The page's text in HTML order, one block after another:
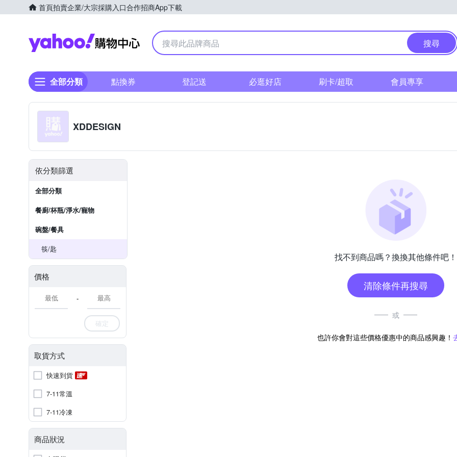
首頁拍賣企業/大宗採購入口合作招商App下載
Yahoo購物中心
搜尋
全部分類 點換券 登記送 必逛好店 刷卡/超取 會員專享
XDDESIGN
依分類篩選
全部分類
餐廚/杯瓶/淨水/寵物
碗盤/餐具
筷/匙
價格
-
確定
取貨方式
快速到貨
7-11常溫
7-11冷凍
商品狀況
找不到商品嗎？換換其他條件吧！
清除條件再搜尋
或
也許你會對這些價格優惠中的商品感興趣！